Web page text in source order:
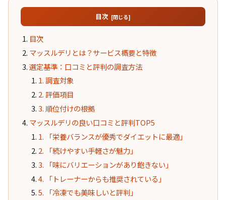
目次
目次
マッスルデリとは？サービス概要と特徴
選定基準：口コミと評判の調査方法
1. 調査対象
2. 評価項目
3. 順位付けの根拠
マッスルデリの良い口コミと評判TOP5
1. 「栄養バランスが優秀でダイエットに最適」
2. 「続けやすい手軽さが魅力」
3. 「味にバリエーションがあり飽きない」
4. 「トレーナーからも推奨されている」
5. 「冷凍でも美味しいと評判」